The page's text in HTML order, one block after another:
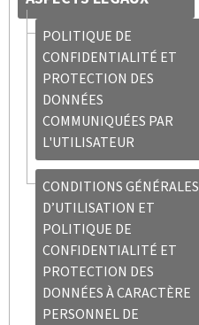
POLITIQUE DE
CONFIDENTIALITÉ ET
PROTECTION DES
DONNÉES
COMMUNIQUÉES PAR
L'UTILISATEUR
CONDITIONS GÉNÉRALES
D’UTILISATION ET
POLITIQUE DE
CONFIDENTIALITÉ ET
PROTECTION DES
DONNÉES À CARACTÈRE
PERSONNEL DE